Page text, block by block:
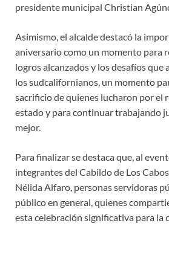
presidente municipal Christian
Asimismo, el alcalde destacó la
aniversario como un momento para
logros alcanzados y los desafíos que
los sudcalifornianos, un momento
sacrificio de quienes lucharon por el
estado y para continuar trabajando
mejor.
Para finalizar se destaca que, al
integrantes del Cabildo de Los
Nélida Alfaro, personas servidoras
público en general, quienes
esta celebración significativa para la